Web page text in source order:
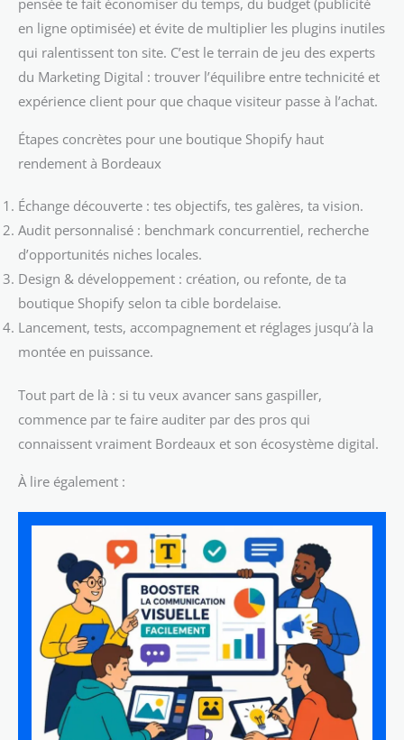
en ligne optimisée) et évite de multiplier les plugins inutiles
qui ralentissent ton site. C’est le terrain de jeu des experts
du Marketing Digital : trouver l’équilibre entre technicité et
expérience client pour que chaque visiteur passe à l’achat.
Étapes concrètes pour une boutique Shopify haut
rendement à Bordeaux
Échange découverte : tes objectifs, tes galères, ta vision.
Audit personnalisé : benchmark concurrentiel, recherche
d’opportunités niches locales.
Design & développement : création, ou refonte, de ta
boutique Shopify selon ta cible bordelaise.
Lancement, tests, accompagnement et réglages jusqu’à la
montée en puissance.
Tout part de là : si tu veux avancer sans gaspiller,
commence par te faire auditer par des pros qui
connaissent vraiment Bordeaux et son écosystème digital.
À lire également :